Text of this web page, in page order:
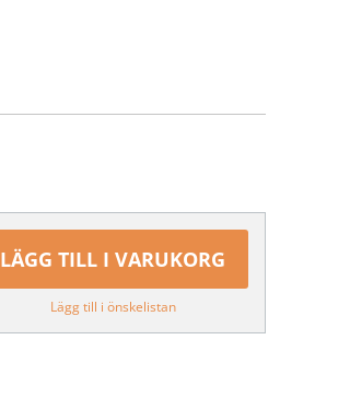
LÄGG TILL I VARUKORG
Lägg till i önskelistan